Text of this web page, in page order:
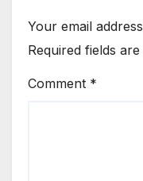
Your email
Required fields
Comment *